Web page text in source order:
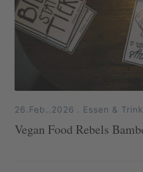
26.Feb..2026 Essen &
Vegan Food Rebels